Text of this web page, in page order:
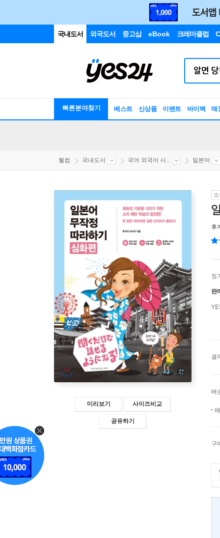
국내도서 외국도서 중고샵 eBook 크레마클럽
빠른분야찾기 베스트 신상품 이벤트 바이백 매
웰컴 국내도서 국어 외국어 사... 일본어
미리보기 사이즈비교
공유하기
후
정
판
결
배
구